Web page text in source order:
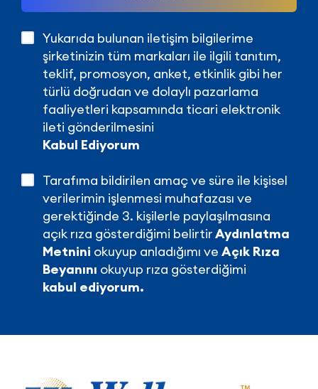
Yukarıda bulunan iletişim bilgilerime
şirketinizin tüm markaları ile ilgili tanıtım,
teklif, promosyon, anket, etkinlik gibi her
türlü doğrudan ve dolaylı pazarlama
faaliyetleri kapsamında ticari elektronik
ileti gönderilmesini
Kabul Ediyorum
Tarafıma bildirilen amaç ve süre ile kişisel
verilerimin işlenmesi muhafazası ve
gerektiğinde 3. kişilerle paylaşılmasına
açık rıza gösterdiğimi belirtirAydınlatma
Metnini okuyup anladığımı ve Açık Rıza
Beyanını okuyup rıza gösterdiğimi
kabul ediyorum.